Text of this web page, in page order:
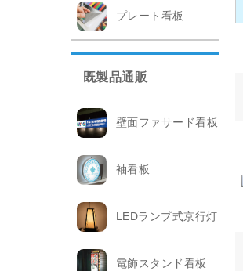
プレート看板
既製品通販
壁面ファサード看板
袖看板
LEDランプ式京行灯
電飾スタンド看板